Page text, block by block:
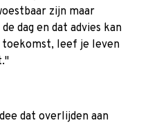
zijn maar
dag en dat advies kan
toekomst, leef je leven
dat overlijden aan